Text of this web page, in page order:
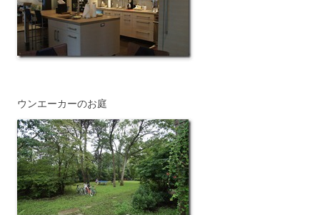
ウンエーカーのお庭